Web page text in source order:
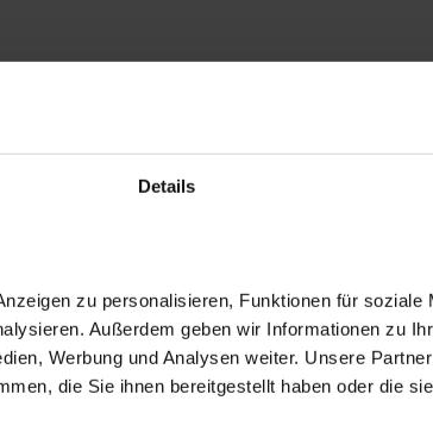
Details
zu personalisieren, Funktionen für soziale
Außerdem geben wir Informationen zu
Werbung und Analysen weiter. Unsere
die Sie ihnen bereitgestellt haben oder die